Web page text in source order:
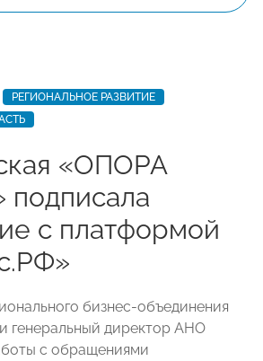
РЕГИОНАЛЬНОЕ РАЗВИТИЕ
«ОПОРА
с платформой
бизнес-объединения
и генеральный директор АНО
с обращениями